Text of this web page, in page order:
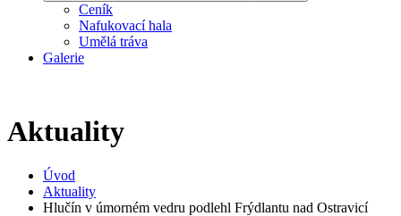
Ceník
Nafukovací hala
Umělá tráva
Galerie
Aktuality
Úvod
Aktuality
Hlučín v úmorném vedru podlehl Frýdlantu nad Ostravicí